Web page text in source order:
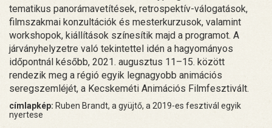
tematikus panorámavetítések, retrospektív-válogatások,
filmszakmai konzultációk és mesterkurzusok, valamint
workshopok, kiállítások színesítik majd a programot. A
járványhelyzetre való tekintettel idén a hagyományos
időpontnál később, 2021. augusztus 11–15. között
rendezik meg a régió egyik legnagyobb animációs
seregszemléjét, a Kecskeméti Animációs Filmfesztivált.
címlapkép: Ruben Brandt, a gyüjtő, a 2019-es fesztivál egyik
nyertese